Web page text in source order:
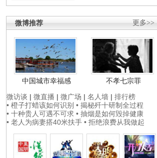
更多>>
微博推荐
中国城市幸福感
不孝七宗罪
微访谈 | 微直播 | 微广场 | 名人墙 | 排行榜
• 橙子打蜡该如何识别 • 揭秘歼十研制全过程
• 十种贵人可遇不可求 • 抽烟是如何毁掉健康
• 老人为病妻搭40米扶手 • 拒绝浪费从我做起